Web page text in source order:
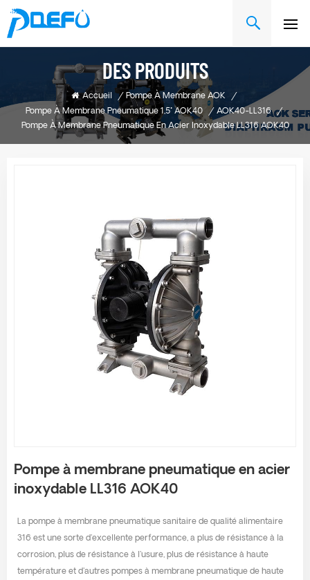
DES PRODUITS
Accueil / Pompe À Membrane AOK
/
Pompe À Membrane Pneumatique 1,5" AOK40
/ AOK40-LL316
/
Pompe À Membrane Pneumatique En Acier Inoxydable LL316 AOK40
Pompe à membrane pneumatique en acier
inoxydable LL316 AOK40
La pompe à membrane pneumatique sanitaire de qualité alimentaire
316 est une sorte d'excellente performance, a plus de résistance à la
corrosion, plus de résistance à l'usure, plus de résistance à haute
température et d'autres pompes à membrane pneumatique de haute